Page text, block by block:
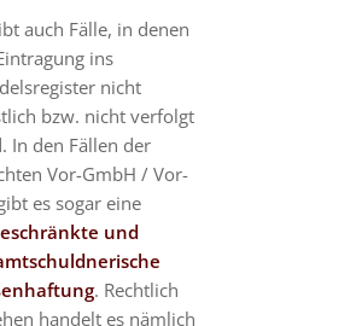
auch Fälle, in denen
ins
nicht
bzw. nicht verfolgt
In den Fällen der
Vor-GmbH / Vor-
es sogar eine
und
. Rechtlich
handelt es nämlich